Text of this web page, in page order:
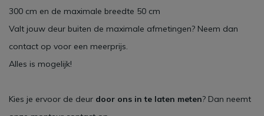
300 cm en de maximale breedte 50 cm
Valt jouw deur buiten de maximale afmetingen? Neem dan
contact op voor een meerprijs.
Alles is mogelijk!
Kies je ervoor de deur door ons in te laten meten? Dan neemt